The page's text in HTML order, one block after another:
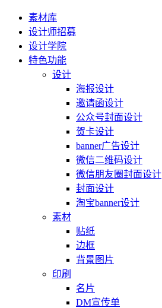
素材库
设计师招募
设计学院
特色功能
设计
海报设计
邀请函设计
公众号封面设计
贺卡设计
banner广告设计
微信二维码设计
微信朋友圈封面设计
封面设计
淘宝banner设计
素材
贴纸
边框
背景图片
印刷
名片
DM宣传单